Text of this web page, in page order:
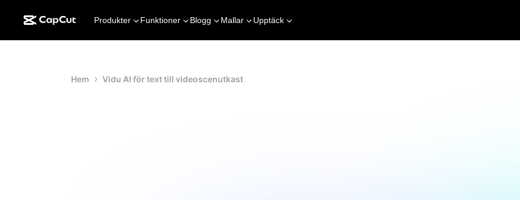
Produkter Funktioner Blogg Mallar Upptäck
Hem Vidu AI för text till videoscenutkast